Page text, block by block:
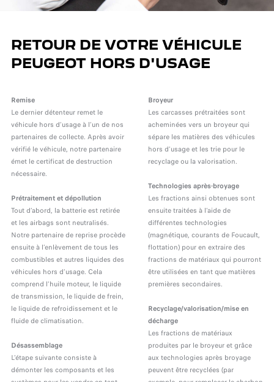
RETOUR DE VOTRE VÉHICULE
PEUGEOT HORS D'USAGE
Remise
Le dernier détenteur remet le
véhicule hors d’usage à l’un de nos
partenaires de collecte. Après avoir
vérifié le véhicule, notre partenaire
émet le certificat de destruction
nécessaire.
Prétraitement et dépollution
Tout d’abord, la batterie est retirée
et les airbags sont neutralisés.
Notre partenaire de reprise procède
ensuite à l’enlèvement de tous les
combustibles et autres liquides des
véhicules hors d’usage. Cela
comprend l’huile moteur, le liquide
de transmission, le liquide de frein,
le liquide de refroidissement et le
fluide de climatisation.
Désassemblage
L’étape suivante consiste à
démonter les composants et les
Broyeur
Les carcasses prétraitées sont
acheminées vers un broyeur qui
sépare les matières des véhicules
hors d’usage et les trie pour le
recyclage ou la valorisation.
Technologies après-broyage
Les fractions ainsi obtenues sont
ensuite traitées à l’aide de
différentes technologies
(magnétique, courants de Foucault,
flottation) pour en extraire des
fractions de matériaux qui pourront
être utilisées en tant que matières
premières secondaires.
Recyclage/valorisation/mise en
décharge
Les fractions de matériaux
produites par le broyeur et grâce
aux technologies après broyage
peuvent être recyclées (par